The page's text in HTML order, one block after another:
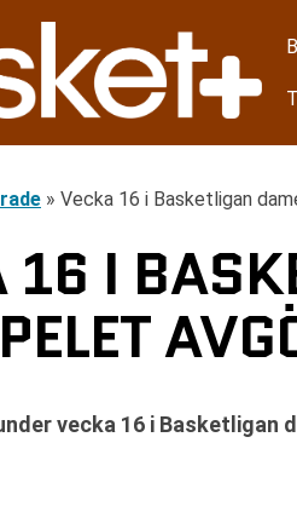
» Vecka 16 i Basketligan
16 I
vecka 16 i